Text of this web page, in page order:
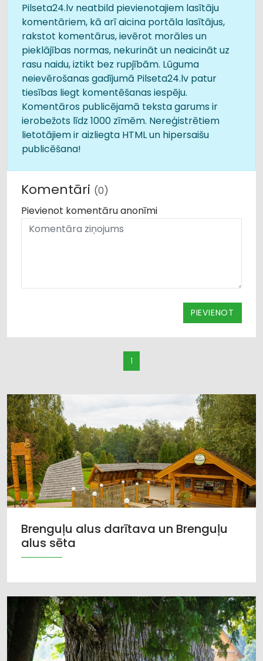
Pilseta24.lv neatbild pievienotajiem lasītāju
komentāriem, kā arī aicina portāla lasītājus,
rakstot komentārus, ievērot morāles un
pieklājības normas, nekurināt un neaicināt uz
rasu naidu, iztikt bez rupjībām. Lūguma
neievērošanas gadījumā Pilseta24.lv patur
tiesības liegt komentēšanas iespēju.
Komentāros publicējamā teksta garums ir
ierobežots līdz 1000 zīmēm. Nereģistrētiem
lietotājiem ir aizliegta HTML un hipersaišu
publicēšana!
Komentāri (0)
Pievienot komentāru anonīmi
PIEVIENOT
1
Brenguļu alus darītava un Brenguļu
alus sēta